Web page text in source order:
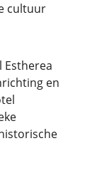
cultuur
Estherea
en